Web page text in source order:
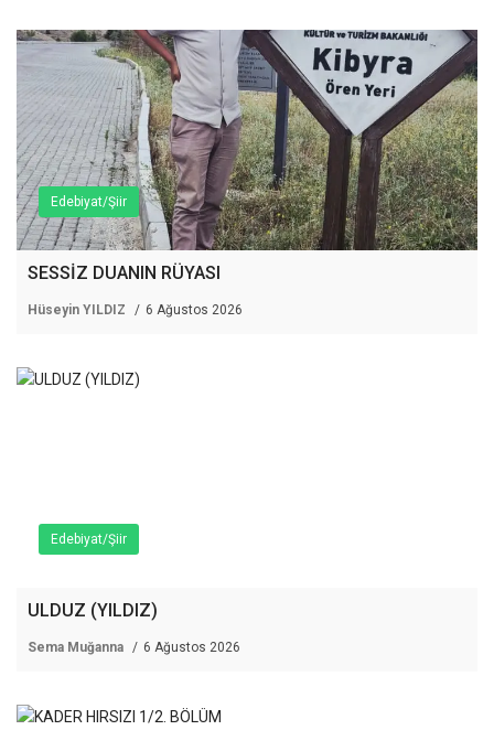
Edebiyat/Şiir
SESSİZ DUANIN RÜYASI
Hüseyin YILDIZ 6 Ağustos 2026
Edebiyat/Şiir
ULDUZ (YILDIZ)
Sema Muğanna 6 Ağustos 2026